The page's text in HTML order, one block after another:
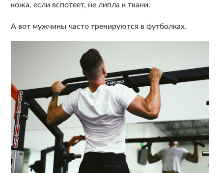
кожа, если вспотеет, не липла к ткани.
А вот мужчины часто тренируются в футболках.